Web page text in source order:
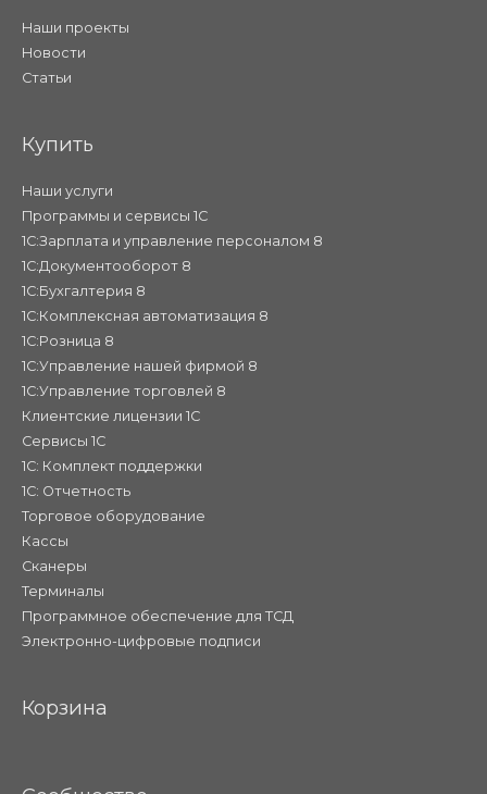
Наши проекты
Новости
Статьи
Купить
Наши услуги
Программы и сервисы 1С
1С:Зарплата и управление персоналом 8
1С:Документооборот 8
1С:Бухгалтерия 8
1С:Комплексная автоматизация 8
1С:Розница 8
1С:Управление нашей фирмой 8
1С:Управление торговлей 8
Клиентские лицензии 1С
Сервисы 1С
1С: Комплект поддержки
1С: Отчетность
Торговое оборудование
Кассы
Сканеры
Терминалы
Программное обеспечение для ТСД
Электронно-цифровые подписи
Корзина